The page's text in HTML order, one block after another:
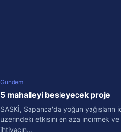
Gündem
5 mahalleyi besleyecek proje
SASKİ, Sapanca'da yoğun yağışların
üzerindeki etkisini en aza indirmek
ihtiyacın...